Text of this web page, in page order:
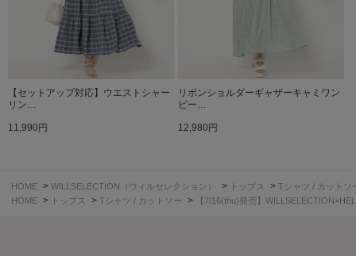
【セットアップ対応】ウエストシャー
リン…
11,990円
リボンショルダーギャザーキャミワン
ピー…
12,980円
HOME > WILLSELECTION（ウィルセレクション） > トップス > Tシャツ / カットソ
HOME > トップス > Tシャツ / カットソー > 【7/16(thu)発売】